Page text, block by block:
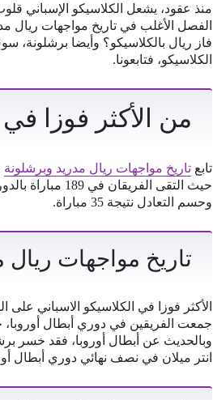
منذ عقود، يشعل الكلاسيكو الإسباني
الفصل الأغلب في تاريخ مواجهات ريال
فاز ريال بالكلاسيكو؟ وأيضا برشلونة،
الكلاسيكو، فتابعونا.
من الأكثر فوزا
تابع تاريخ مواجهات ريال مدريد وبرشلونة
وحسم التعادل نتيجة 35 مباراة.
تاريخ مواجهات
وبالحديث عن أبطال أوروبا، فقد خسر
انتر ميلان في نصف نهائي دوري أبطال أوروبا موسم 2024- 2025، بينما خرج ريال مدريد من ربع